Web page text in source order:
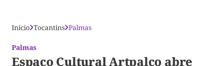
Início Tocantins Palmas
Palmas
Espaço Cultural Artpalco abre